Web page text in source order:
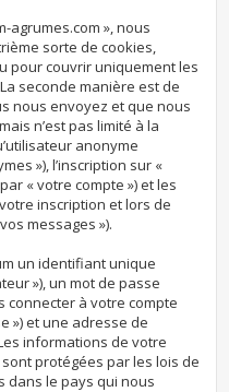
agrumes.com », nous
sorte de cookies,
pour couvrir uniquement les
seconde manière est de
nous envoyez et que nous
n’est pas limité à la
anonyme
»), l’inscription sur «
« votre compte ») et les
inscription et lors de
messages »).
un identifiant unique
»), un mot de passe
à votre compte
») et une adresse de
informations de votre
protégées par les lois de
dans le pays qui nous